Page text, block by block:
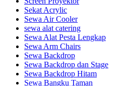
Sekat Acrylic
Sewa Air Cooler
sewa alat catering
Sewa Alat Pesta Lengkap
Sewa Arm Chairs
Sewa Backdrop
Sewa Backdrop dan Stage
Sewa Backdrop Hitam
Sewa Bangku Taman